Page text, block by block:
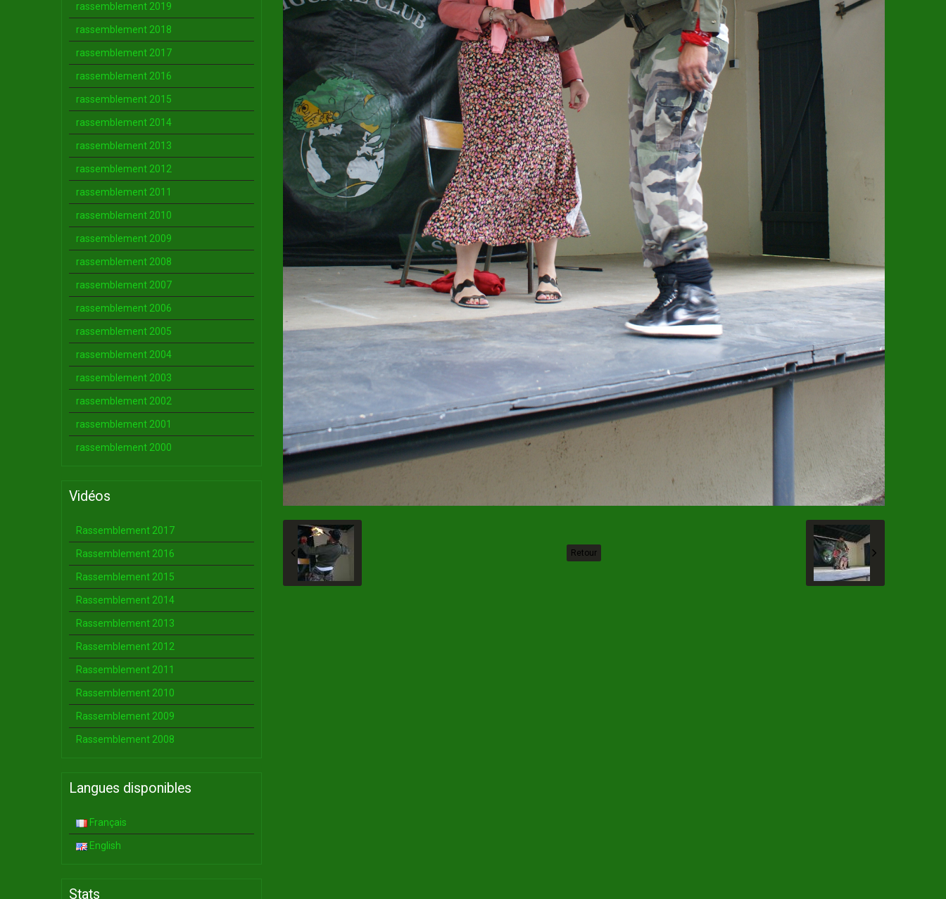
Retour
rassemblement 2019
rassemblement 2018
rassemblement 2017
rassemblement 2016
rassemblement 2015
rassemblement 2014
rassemblement 2013
rassemblement 2012
rassemblement 2011
rassemblement 2010
rassemblement 2009
rassemblement 2008
rassemblement 2007
rassemblement 2006
rassemblement 2005
rassemblement 2004
rassemblement 2003
rassemblement 2002
rassemblement 2001
rassemblement 2000
Vidéos
Rassemblement 2017
Rassemblement 2016
Rassemblement 2015
Rassemblement 2014
Rassemblement 2013
Rassemblement 2012
Rassemblement 2011
Rassemblement 2010
Rassemblement 2009
Rassemblement 2008
Langues disponibles
Français
English
Stats